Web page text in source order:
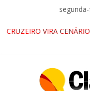
CRUZEIRO VIRA
PROMOTOR DO GAECO
ACESSO À APARECIDA